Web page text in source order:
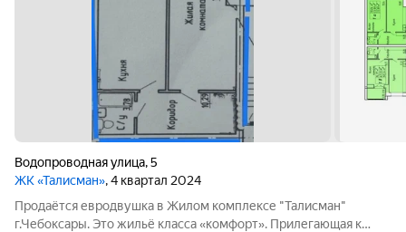
Водопроводная улица,5
ЖК «Талисман», 4 квартал 2024
Продаётся евродвушка в Жилом комплексе "Талисман"
г.Чебоксары. Это жильё класса «комфорт». Прилегающая к